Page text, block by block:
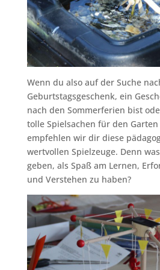
Wenn du also auf der Suche
Geburtstagsgeschenk, ein
nach den Sommerferien bist
tolle Spielsachen für den
empfehlen wir dir diese
wertvollen Spielzeuge. Denn
geben, als Spaß am Lernen,
und Verstehen zu haben?